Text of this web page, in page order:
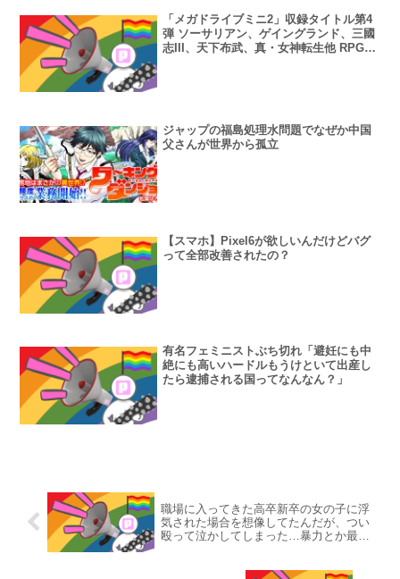
「メガドライブミニ2」収録タイトル第4
弾 ソーサリアン、ゲイングランド、三國
志III、天下布武、真・女神転生他 RPG・
ジャップの福島処理水問題でなぜか中国
父さんが世界から孤立
【スマホ】Pixel6が欲しいんだけどバグ
って全部改善されたの？
有名フェミニストぶち切れ「避妊にも中
絶にも高いハードルもうけといて出産し
たら逮捕される国ってなんなん？」
職場に入ってきた高卒新卒の女の子に浮
気された場合を想像してたんだが、つい
殴って泣かしてしまった…暴力とか最低